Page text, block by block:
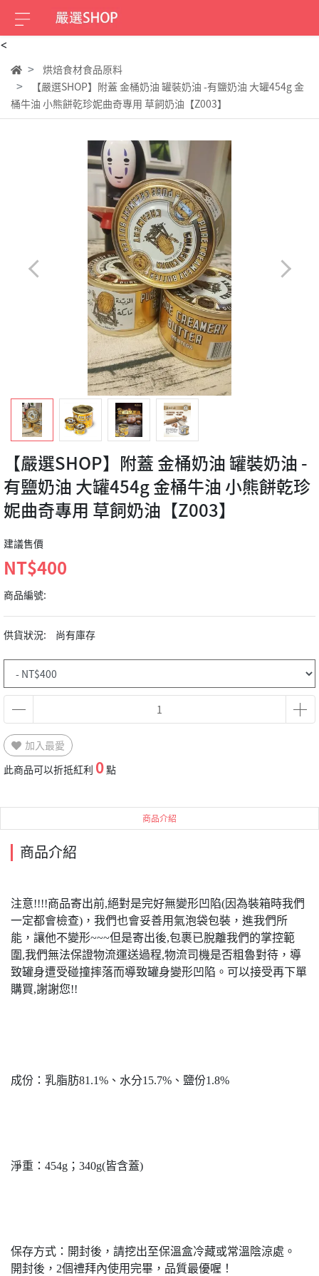
<
烘焙食材食品原料
【嚴選SHOP】附蓋 金桶奶油 罐裝奶油 -有鹽奶油 大罐454g 金
桶牛油 小熊餅乾珍妮曲奇專用 草飼奶油【Z003】
【嚴選SHOP】附蓋 金桶奶油 罐裝奶油 -
有鹽奶油 大罐454g 金桶牛油 小熊餅乾珍
妮曲奇專用 草飼奶油【Z003】
建議售價
NT$400
商品編號:
供貨狀況: 尚有庫存
加入最愛
此商品可以折抵紅利 0點
商品介紹
商品介紹
注意!!!!商品寄出前,絕對是完好無變形凹陷(因為裝箱時我們
一定都會檢查)，我們也會妥善用氣泡袋包裝，進我們所
能，讓他不變形~~~但是寄出後,包裹已脫離我們的掌控範
圍,我們無法保證物流運送過程,物流司機是否粗魯對待，導
致罐身遭受碰撞摔落而導致罐身變形凹陷。可以接受再下單
購買,謝謝您!!
成份：乳脂肪81.1%、水分15.7%、鹽份1.8%
淨重：454g；340g(皆含蓋)
保存方式：開封後，請挖出至保溫盒冷藏或常溫陰涼處。
開封後，2個禮拜內使用完畢，品質最優喔！